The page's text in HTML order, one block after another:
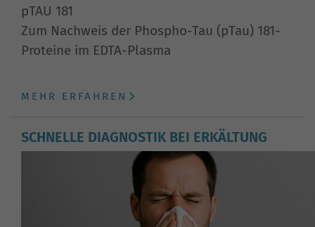
pTAU 181
Zum Nachweis der Phospho-Tau (pTau) 181-
Proteine im EDTA-Plasma
MEHR ERFAHREN
SCHNELLE DIAGNOSTIK BEI ERKÄLTUNG